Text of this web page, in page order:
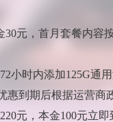
30元，首月套餐内容
小时内添加125G通
惠到期后根据运营商
元，本金100元立